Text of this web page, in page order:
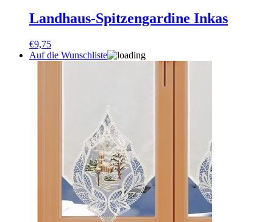
Landhaus-Spitzengardine Inkas
€9,75
Auf die Wunschliste